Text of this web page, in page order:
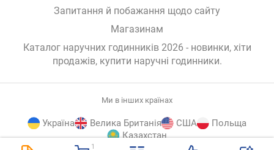
1
Запитання й побажання щодо сайту
Магазинам
Каталог наручних годинників 2026 - новинки, хіти
продажів, купити наручні годинники.
Ми в інших країнах
Україна Велика Британія США
Польща
Казахстан